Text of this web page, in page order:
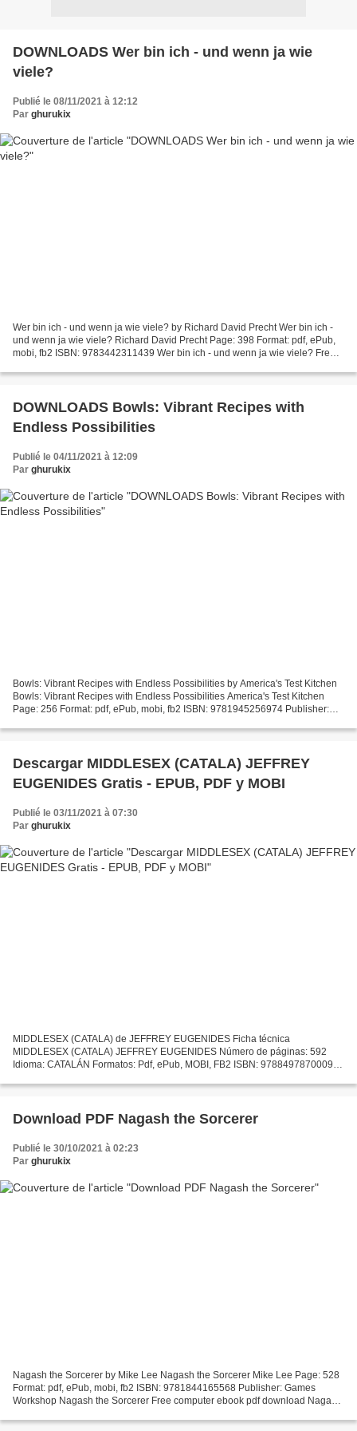
DOWNLOADS Wer bin ich - und wenn ja wie
viele?
Publié le 08/11/2021 à 12:12
Par ghurukix
Wer bin ich - und wenn ja wie viele? by Richard David Precht Wer bin ich -
und wenn ja wie viele? Richard David Precht Page: 398 Format: pdf, ePub,
mobi, fb2 ISBN: 9783442311439 Wer bin ich - und wenn ja wie viele? Free
DOWNLOADS Bowls: Vibrant Recipes with
Endless Possibilities
Publié le 04/11/2021 à 12:09
Par ghurukix
Bowls: Vibrant Recipes with Endless Possibilities by America's Test Kitchen
Bowls: Vibrant Recipes with Endless Possibilities America's Test Kitchen
Page: 256 Format: pdf, ePub, mobi, fb2 ISBN: 9781945256974 Publisher:
Descargar MIDDLESEX (CATALA) JEFFREY
EUGENIDES Gratis - EPUB, PDF y MOBI
Publié le 03/11/2021 à 07:30
Par ghurukix
MIDDLESEX (CATALA) de JEFFREY EUGENIDES Ficha técnica
MIDDLESEX (CATALA) JEFFREY EUGENIDES Número de páginas: 592
Idioma: CATALÁN Formatos: Pdf, ePub, MOBI, FB2 ISBN: 9788497870009
Audiolibros...
Download PDF Nagash the Sorcerer
Publié le 30/10/2021 à 02:23
Par ghurukix
Nagash the Sorcerer by Mike Lee Nagash the Sorcerer Mike Lee Page: 528
Format: pdf, ePub, mobi, fb2 ISBN: 9781844165568 Publisher: Games
Workshop Nagash the Sorcerer Free computer ebook pdf download Nagash